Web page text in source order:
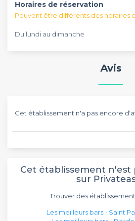
Horaires de réservation
Peuvent être différents des horaires
Du lundi au dimanche
Avis
Cet établissement n'a pas encore
Cet établissement n'est
sur
Trouver des
Les meilleurs bars - Saint